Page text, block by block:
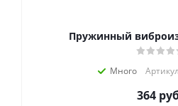
Пружинный
Много
364